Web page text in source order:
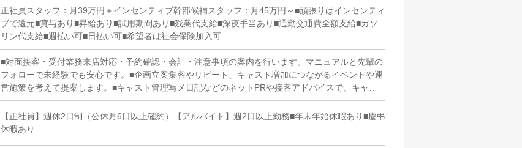
正社員スタッフ：月39万円＋インセンティブ幹部候補スタッフ：月45万円～■頑張りはインセンティ
ブで還元■賞与あり■昇給あり■試用期間あり■残業代支給■深夜手当あり■通勤交通費全額支給■ガソ
リン代支給■週払い可■日払い可■希望者は社会保険加入可
■対面接客・受付業務来店対応・予約確認・会計・注意事項の案内を行います。マニュアルと先輩の
フォローで未経験でも安心です。■企画立案集客やリピート、キャスト増加につながるイベントや運
営施策を考えて提案します。■キャスト管理写メ日記などのネットPRや接客アドバイスで、キャス
トが稼げるよう支援します。■PC更新業務ヘブンネット等のポータルサイトに出勤情報・イベン
ト・求人ブログを更新します。操作はお教えします。PCに不慣れな人も大丈夫です。■清掃・備品
管理店内清掃や備品の点検・補充で、快適な環境を維持します。
【正社員】週休2日制（公休月6日以上確約）【アルバイト】週2日以上勤務■年末年始休暇あり■慶弔
休暇あり